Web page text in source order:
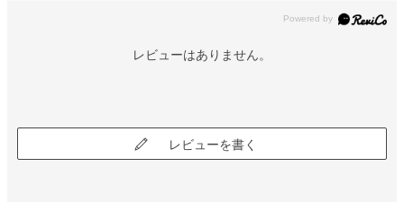
レビューはありません。
レビューを書く